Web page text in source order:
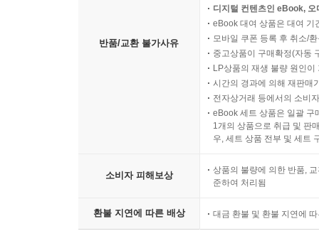
반품/교환 불가사유
디지털 컨텐츠인 eBook,
eBook 대여 상품은 대여 기
모바일 쿠폰 등록 후 취소/
중고상품이 구매확정(자동
LP상품의 재생 불량 원인
시간의 경과에 의해 재판매
전자상거래 등에서의 소비
eBook 세트 상품은 일괄 구
1개의 상품으로 취급 및 판
우, 세트 상품 전부 및 세트
소비자 피해보상
상품의 불량에 의한 반품,
준하여 처리됨
환불 지연에 따른 배상 대금 환불 및 환불 지연에